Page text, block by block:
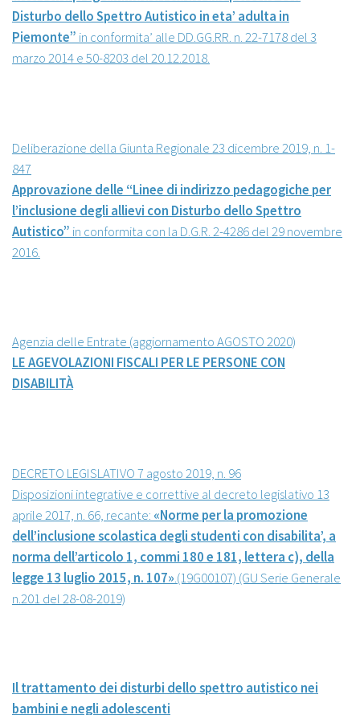
Disturbo dello Spettro Autistico in eta’ adulta in
Piemonte” in conformita’ alle DD.GG.RR. n. 22-7178 del 3
marzo 2014 e 50-8203 del 20.12.2018.
Deliberazione della Giunta Regionale 23 dicembre 2019, n. 1-
847
Approvazione delle “Linee di indirizzo pedagogiche per
l’inclusione degli allievi con Disturbo dello Spettro
Autistico” in conformita con la D.G.R. 2-4286 del 29 novembre
2016.
Agenzia delle Entrate (aggiornamento AGOSTO 2020)
LE AGEVOLAZIONI FISCALI PER LE PERSONE CON
DISABILITÀ
DECRETO LEGISLATIVO 7 agosto 2019, n. 96
Disposizioni integrative e correttive al decreto legislativo 13
aprile 2017, n. 66, recante: «Norme per la promozione
dell’inclusione scolastica degli studenti con disabilita’, a
norma dell’articolo 1, commi 180 e 181, lettera c), della
legge 13 luglio 2015, n. 107».(19G00107) (GU Serie Generale
n.201 del 28-08-2019)
Il trattamento dei disturbi dello spettro autistico nei
bambini e negli adolescenti